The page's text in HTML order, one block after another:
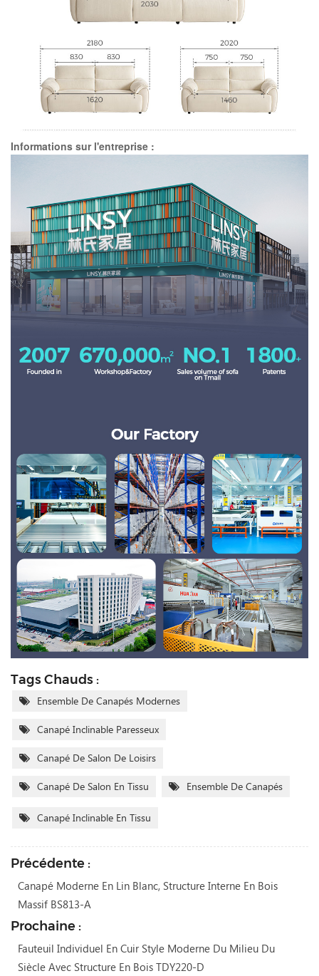
Informations sur l'entreprise :
Tags Chauds :
Ensemble De Canapés Modernes
Canapé Inclinable Paresseux
Canapé De Salon De Loisirs
Canapé De Salon En Tissu Ensemble De Canapés
Canapé Inclinable En Tissu
Précédente :
Canapé Moderne En Lin Blanc, Structure Interne En Bois
Massif BS813-A
Prochaine :
Fauteuil Individuel En Cuir Style Moderne Du Milieu Du
Siècle Avec Structure En Bois TDY220-D